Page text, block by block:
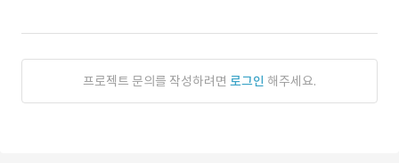
프로젝트 문의를 작성하려면 로그인 해주세요.